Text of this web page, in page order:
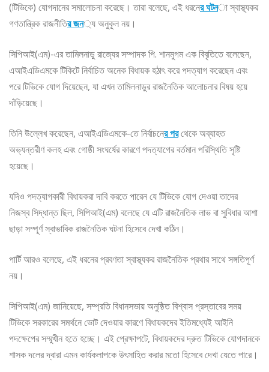
(টিভিকে) যোগদানের সমালোচনা করেছে। তারা বলেছে, এই ধরনের ঘটনা স্বাস্থ্যকর
গণতান্ত্রিক রাজনীতির জন্য অনুকূল নয়।
সিপিআই(এম)-এর তামিলনাড়ু রাজ্যের সম্পাদক পি. শানমুগম এক বিবৃতিতে বলেছেন,
এআইএডিএমকে টিকিটে নির্বাচিত অনেক বিধায়ক হঠাৎ করে পদত্যাগ করেছেন এবং
পরে টিভিকে যোগ দিয়েছেন, যা এখন তামিলনাড়ুর রাজনৈতিক আলোচনার বিষয় হয়ে
দাঁড়িয়েছে।
তিনি উল্লেখ করেছেন, এআইএডিএমকে-তে নির্বাচনের পরথেকে অব্যাহত
অভ্যন্তরীণ কলহ এবং গোষ্ঠী সংঘর্ষের কারণে পদত্যাগের বর্তমান পরিস্থিতি সৃষ্টি
হয়েছে।
যদিও পদত্যাগকারী বিধায়করা দাবি করতে পারেন যে টিভিকে যোগ দেওয়া তাদের
নিজস্ব সিদ্ধান্ত ছিল, সিপিআই(এম) বলেছে যে এটি রাজনৈতিক লাভ বা সুবিধার আশা
ছাড়া সম্পূর্ণ স্বাভাবিক রাজনৈতিক ঘটনা হিসেবে দেখা কঠিন।
পার্টি আরও বলেছে, এই ধরনের প্রবণতা স্বাস্থ্যকর রাজনৈতিক প্রথার সাথে সঙ্গতিপূর্ণ
নয়।
সিপিআই(এম) জানিয়েছে, সম্প্রতি বিধানসভায় অনুষ্ঠিত বিশ্বাস প্রস্তাবের সময়
টিভিকে সরকারের সমর্থনে ভোট দেওয়ার কারণে বিধায়কদের ইতিমধ্যেই আইনি
পদক্ষেপের সম্মুখীন হতে হচ্ছে। এই প্রেক্ষাপটে, বিধায়কদের দ্রুত টিভিকে যোগদানকে
শাসক দলের দ্বারা এমন কার্যকলাপকে উৎসাহিত করার মতো হিসেবে দেখা যেতে পারে।